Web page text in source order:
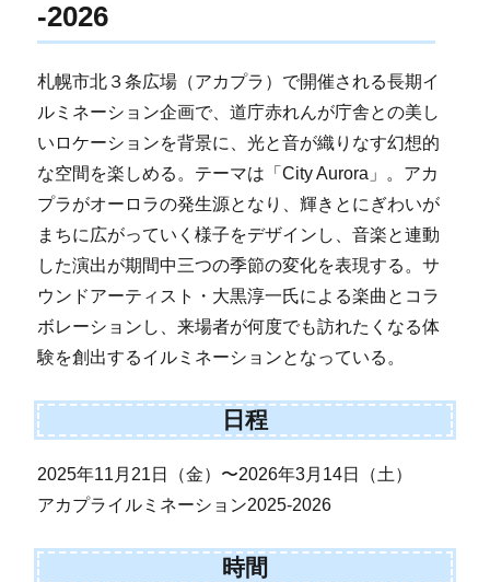
-2026
札幌市北３条広場（アカプラ）で開催される長期イ
ルミネーション企画で、道庁赤れんが庁舎との美し
いロケーションを背景に、光と音が織りなす幻想的
な空間を楽しめる。テーマは「City Aurora」。アカ
プラがオーロラの発生源となり、輝きとにぎわいが
まちに広がっていく様子をデザインし、音楽と連動
した演出が期間中三つの季節の変化を表現する。サ
ウンドアーティスト・大黒淳一氏による楽曲とコラ
ボレーションし、来場者が何度でも訪れたくなる体
験を創出するイルミネーションとなっている。
日程
2025年11月21日（金）〜2026年3月14日（土）
アカプライルミネーション2025-2026
時間